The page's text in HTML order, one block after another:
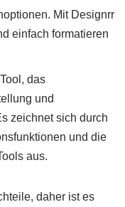
Mit Designrr
einfach formatieren
das
und
zeichnet sich durch
und die
aus.
daher ist es